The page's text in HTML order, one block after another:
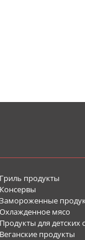
продукты
мясо
для детских
продукты